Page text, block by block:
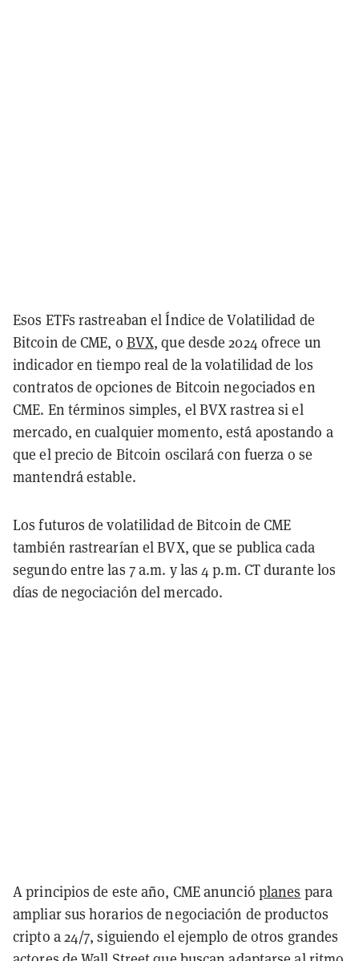
Esos ETFs rastreaban el Índice de Volatilidad de
Bitcoin de CME, o BVX, que desde 2024 ofrece un
indicador en tiempo real de la volatilidad de los
contratos de opciones de Bitcoin negociados en
CME. En términos simples, el BVX rastrea si el
mercado, en cualquier momento, está apostando a
que el precio de Bitcoin oscilará con fuerza o se
mantendrá estable.
Los futuros de volatilidad de Bitcoin de CME
también rastrearían el BVX, que se publica cada
segundo entre las 7 a.m. y las 4 p.m. CT durante los
días de negociación del mercado.
A principios de este año, CME anunció planes para
ampliar sus horarios de negociación de productos
cripto a 24/7, siguiendo el ejemplo de otros grandes